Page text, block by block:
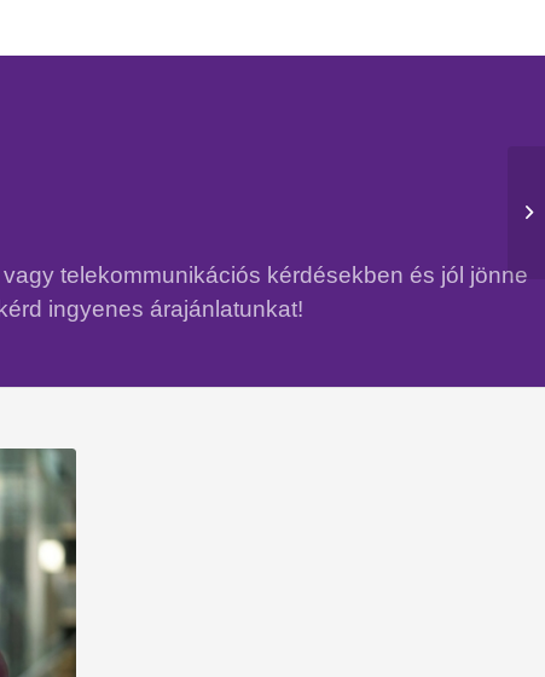
telekommunikációs kérdésekben és jól jönne
ingyenes árajánlatunkat!